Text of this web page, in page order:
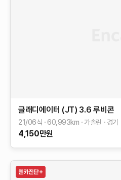
글래디에이터 (JT) 3.6 루비콘
21/06식 60,993km 가솔린 경기
4,150만원